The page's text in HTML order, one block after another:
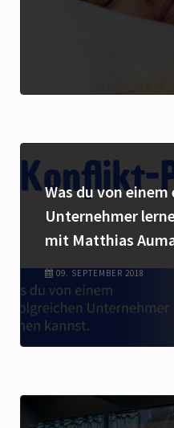
Was du von
Unternehmer
mit Matthias
09. SEPTEMBER 2018